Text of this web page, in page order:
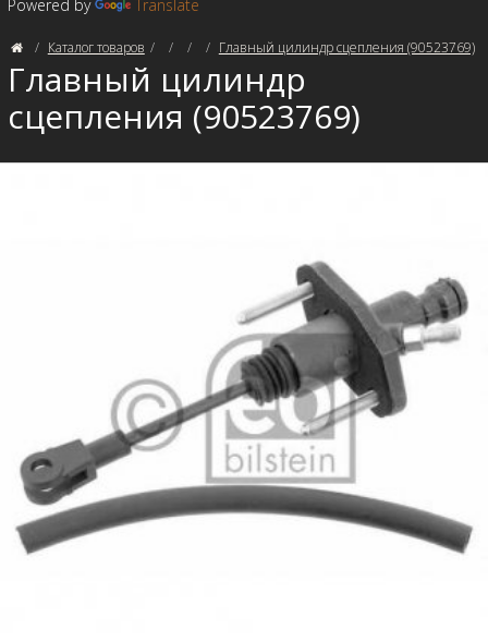
Powered by Translate
Каталог товаров Главный цилиндр сцепления (90523769)
Главный цилиндр
сцепления (90523769)